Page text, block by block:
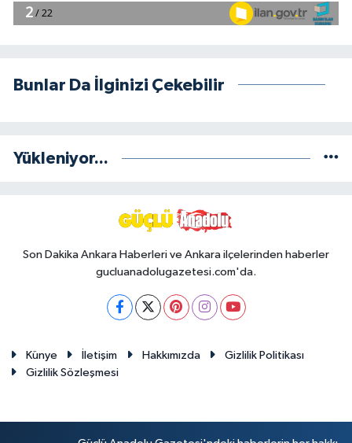
Bunlar Da İlginizi Çekebilir
Yükleniyor...
Son Dakika Ankara Haberleri ve Ankara ilçelerinden haberler
gucluanadolugazetesi.com'da.
Künye İletişim Hakkımızda
Gizlilik Politikası
Gizlilik Sözleşmesi